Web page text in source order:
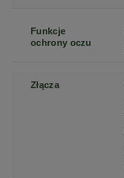
Funkcje
ochrony oczu
Złącza